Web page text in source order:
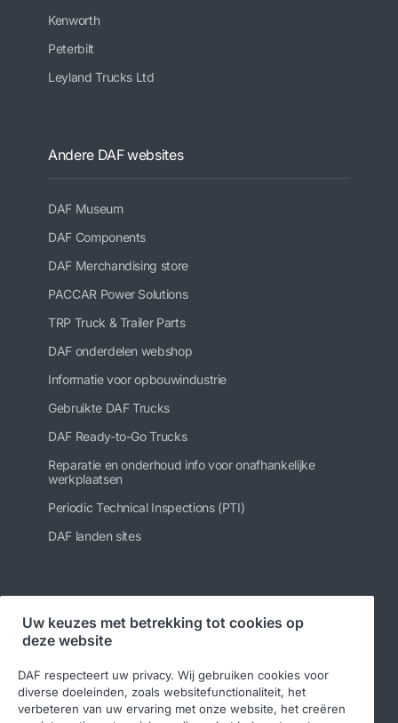
Kenworth
Peterbilt
Leyland Trucks Ltd
Andere DAF websites
DAF Museum
DAF Components
DAF Merchandising store
PACCAR Power Solutions
TRP Truck & Trailer Parts
DAF onderdelen webshop
Informatie voor opbouwindustrie
Gebruikte DAF Trucks
DAF Ready-to-Go Trucks
Reparatie en onderhoud info voor onafhankelijke
werkplaatsen
Periodic Technical Inspections (PTI)
DAF landen sites
Volg ons
Uw keuzes met betrekking tot cookies op
deze website
DAF respecteert uw privacy. Wij gebruiken cookies voor
diverse doeleinden, zoals websitefunctionaliteit, het
verbeteren van uw ervaring met onze website, het creëren